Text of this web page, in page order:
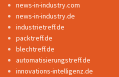
news-in-industry.com
news-in-industry.de
industrietreff.de
packtreff.de
blechtreff.de
automatisierungstreff.de
innovations-intelligenz.de